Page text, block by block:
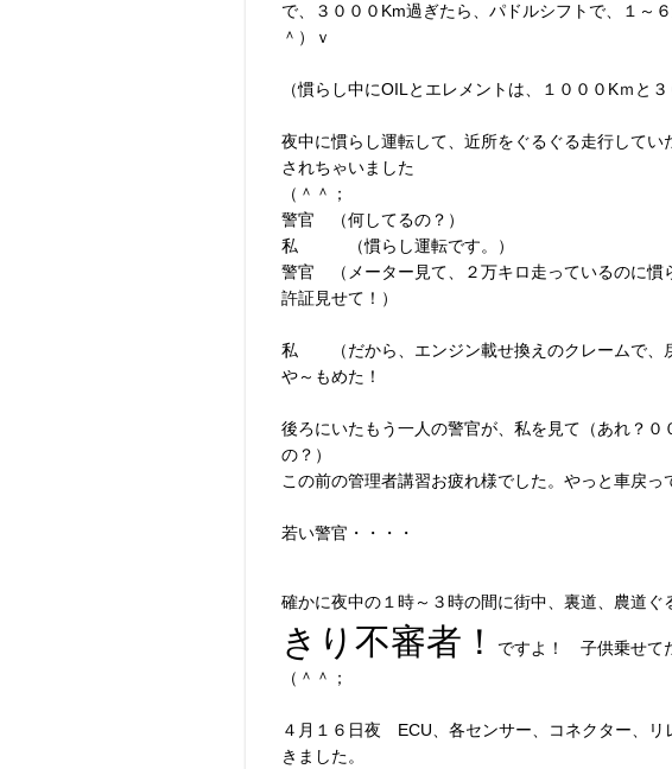
で、３０００Km過ぎたら、パドルシフトで、１～
＾）ｖ
（慣らし中にOILとエレメントは、１０００Kｍと
夜中に慣らし運転して、近所をぐるぐる走行して
されちゃいました
（＾＾；
警官 （何してるの？）
私 （慣らし運転です。）
警官 （メーター見て、２万キロ走っているのに慣
許証見せて！）
私 （だから、エンジン載せ換えのクレームで、
や～もめた！
後ろにいたもう一人の警官が、私を見て（あれ？０
の？）
この前の管理者講習お疲れ様でした。やっと車戻っ
若い警官・・・・
確かに夜中の１時～３時の間に街中、裏道、農道ぐ
きり 不審者！
ですよ！ 子供乗せて
（＾＾；
４月１６日夜 ECU、各センサー、コネクター、リ
きました。